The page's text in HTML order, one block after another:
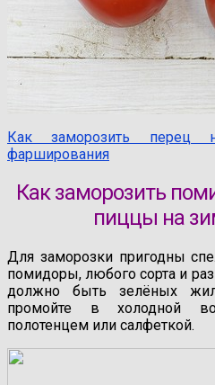
Как заморозить перец
фарширования
Как заморозить
пиццы на
Для заморозки пригодны
помидоры, любого сорта и
должно быть зелёных
промойте в холодной
полотенцем или салфеткой.